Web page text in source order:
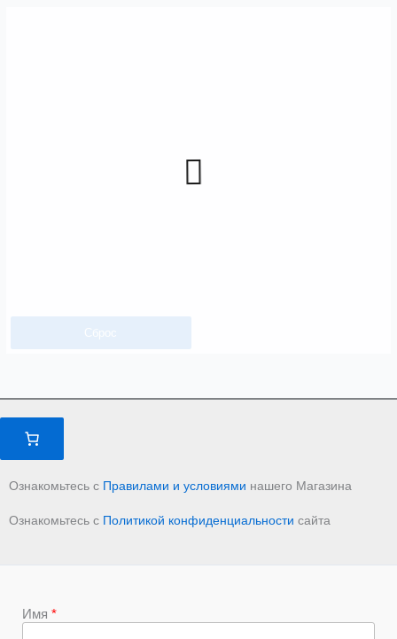
Сброс
Ознакомьтесь с Правилами и условиями нашего Магазина
Ознакомьтесь с Политикой конфиденциальности сайта
Имя